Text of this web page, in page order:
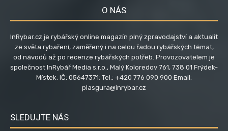
O NÁS
InRybar.cz je rybářský online magazín plný zpravodajství a aktualit
ze světa rybaření, zaměřený i na celou řadou rybářských témat,
od návodů až po recenze rybářských potřeb. Provozovatelem je
společnost InRybář Media s.r.o., Malý Koloredov 761, 738 01 Frýdek-
Místek, IČ: 05647371; Tel.: +420 776 090 900 Email:
plasgura@inrybar.cz
SLEDUJTE NÁS